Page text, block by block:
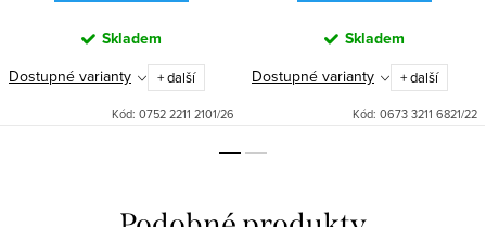
Skladem
Dostupné varianty + další
Kód: 0752 2211 2101/26
Skladem
Dostupné varianty + další
Kód: 0673 3211 6821/22